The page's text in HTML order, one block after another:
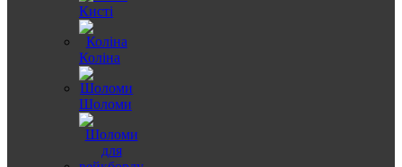
Кисті
Коліна
Шоломи